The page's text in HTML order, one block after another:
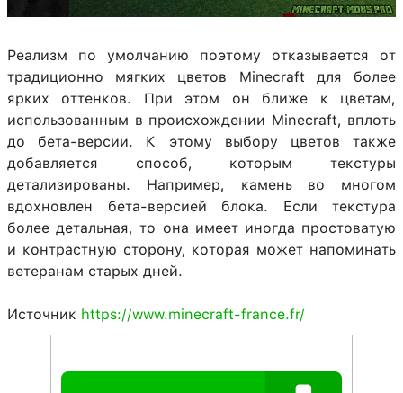
Реализм по умолчанию поэтому отказывается от
традиционно мягких цветов Minecraft для более
ярких оттенков. При этом он ближе к цветам,
использованным в происхождении Minecraft, вплоть
до бета-версии. К этому выбору цветов также
добавляется способ, которым текстуры
детализированы. Например, камень во многом
вдохновлен бета-версией блока. Если текстура
более детальная, то она имеет иногда простоватую
и контрастную сторону, которая может напоминать
ветеранам старых дней.
Источник https://www.minecraft-france.fr/